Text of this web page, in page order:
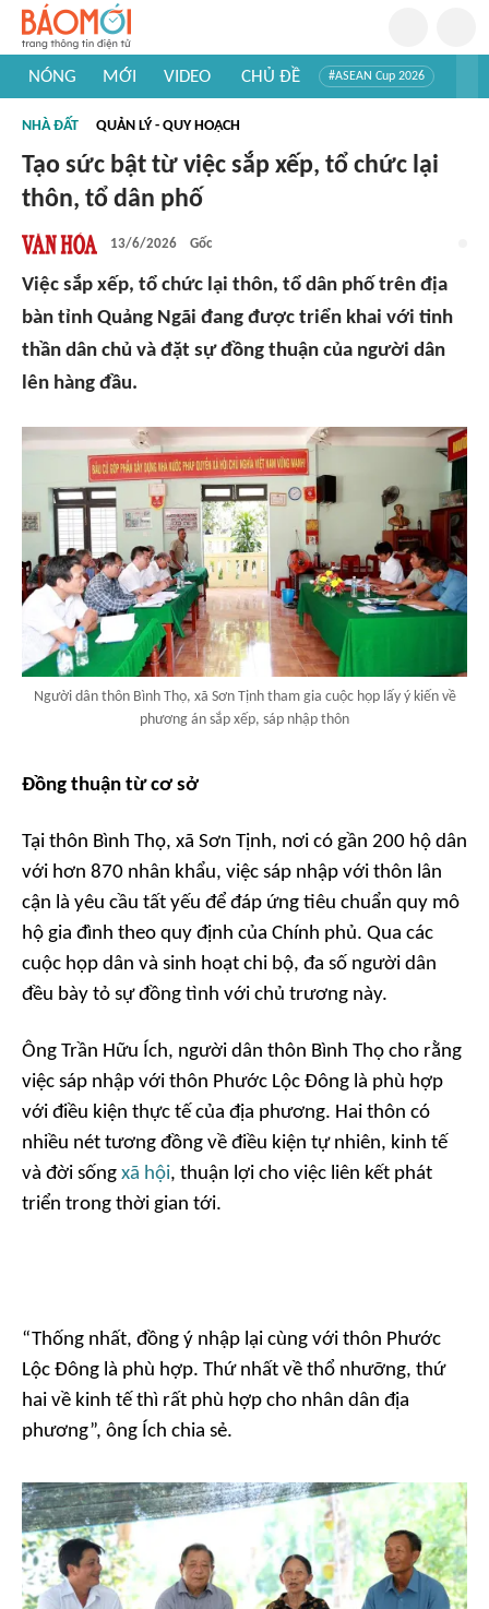
NÓNG MỚI VIDEO CHỦ ĐỀ #ASEAN Cup 2026
#Khám phá thế giới
NHÀ ĐẤT QUẢN LÝ - QUY HOẠCH
Tạo sức bật từ việc sắp xếp, tổ chức lại
thôn, tổ dân phố
13/6/2026 Gốc
Việc sắp xếp, tổ chức lại thôn, tổ dân phố trên địa
bàn tỉnh Quảng Ngãi đang được triển khai với tinh
thần dân chủ và đặt sự đồng thuận của người dân
lên hàng đầu.
Người dân thôn Bình Thọ, xã Sơn Tịnh tham gia cuộc họp lấy ý kiến về
phương án sắp xếp, sáp nhập thôn
Đồng thuận từ cơ sở
Tại thôn Bình Thọ, xã Sơn Tịnh, nơi có gần 200 hộ dân
với hơn 870 nhân khẩu, việc sáp nhập với thôn lân
cận là yêu cầu tất yếu để đáp ứng tiêu chuẩn quy mô
hộ gia đình theo quy định của Chính phủ. Qua các
cuộc họp dân và sinh hoạt chi bộ, đa số người dân
đều bày tỏ sự đồng tình với chủ trương này.
Ông Trần Hữu Ích, người dân thôn Bình Thọ cho rằng
việc sáp nhập với thôn Phước Lộc Đông là phù hợp
với điều kiện thực tế của địa phương. Hai thôn có
nhiều nét tương đồng về điều kiện tự nhiên, kinh tế
và đời sống xã hội, thuận lợi cho việc liên kết phát
triển trong thời gian tới.
“Thống nhất, đồng ý nhập lại cùng với thôn Phước
Lộc Đông là phù hợp. Thứ nhất về thổ nhưỡng, thứ
hai về kinh tế thì rất phù hợp cho nhân dân địa
phương”, ông Ích chia sẻ.